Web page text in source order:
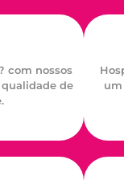
com nossos
de